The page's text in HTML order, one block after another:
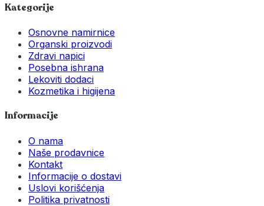
Kategorije
Osnovne namirnice
Organski proizvodi
Zdravi napici
Posebna ishrana
Lekoviti dodaci
Kozmetika i higijena
Informacije
O nama
Naše prodavnice
Kontakt
Informacije o dostavi
Uslovi korišćenja
Politika privatnosti